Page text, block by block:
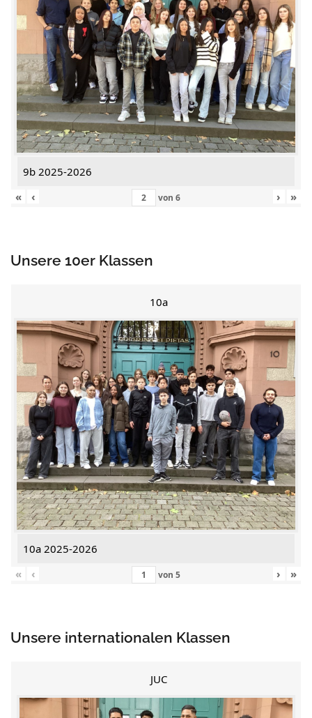
9b 2025-2026
«
‹ von 6 › »
Unsere 10er Klassen
10a
10a 2025-2026
«
‹ von 5 › »
Unsere internationalen Klassen
JUC